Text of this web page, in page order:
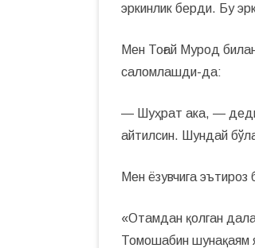
эркинлик берди. Бу
Мен Тоғай Мурод
саломлашди-да:
— Шуҳрат ака, — деди.
айтилсин. Шундай
Мен ёзувчига
«Отамдан қолган
Томошабин шунақаям